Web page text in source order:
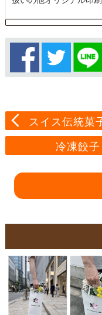
スイス伝統菓
冷凍餃